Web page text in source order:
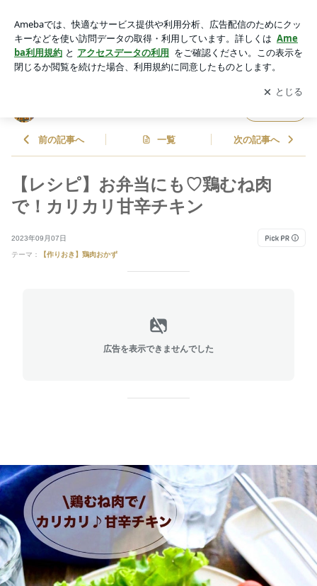
本ゆうみ(ゆーママ) オフィシャルブログ Powered by Ameba
アプリをダウンロードして ブログの更新通知
を受け取りまし
ょう。
開く
前の記事へ 一覧 次の記事へ
【レシピ】お弁当にも♡鶏むね肉
で！カリカリ甘辛チキン
2023年09月07日
テーマ： 【作りおき】鶏肉おかず
広告を表示できませんでした